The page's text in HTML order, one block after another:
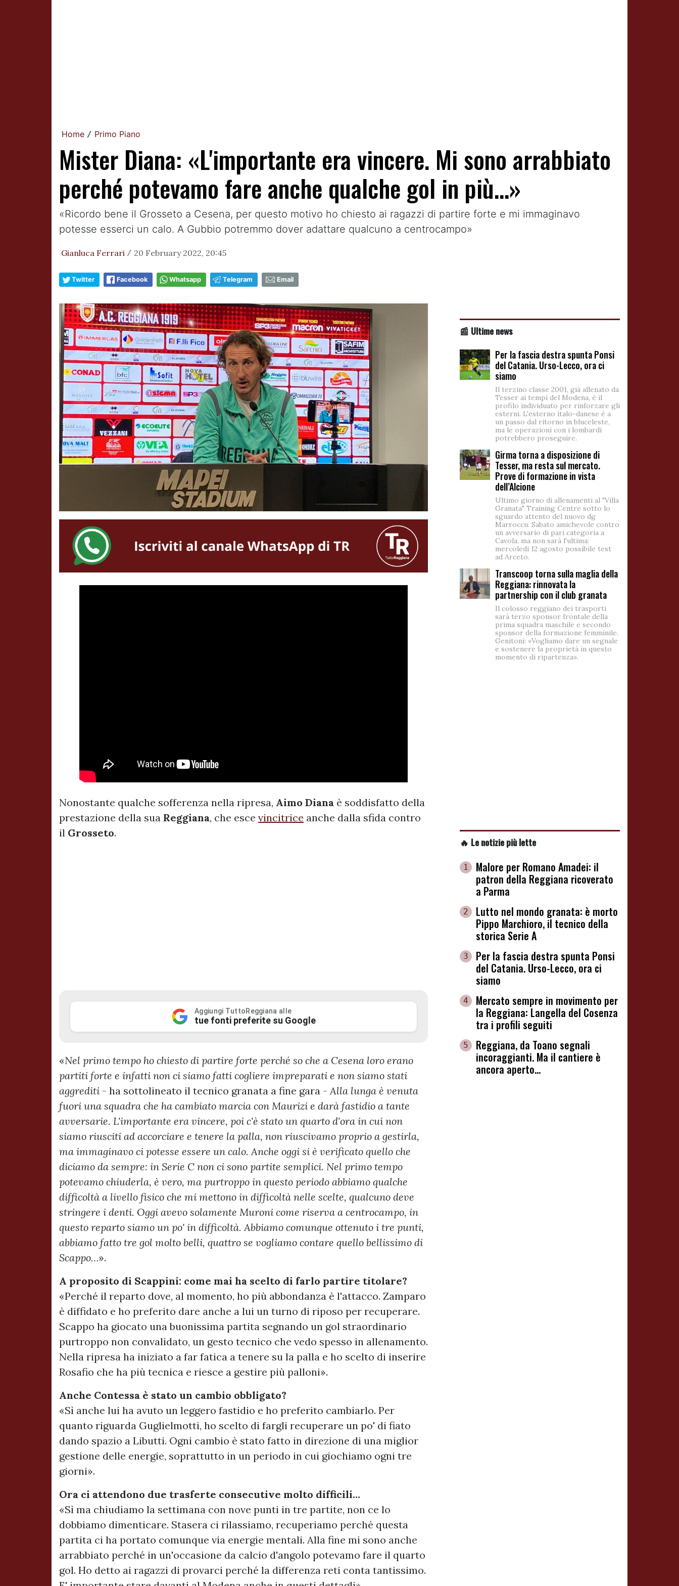
Home / Primo Piano
Mister Diana: «L'importante era vincere. Mi sono arrabbiato
perché potevamo fare anche qualche gol in più...»
«Ricordo bene il Grosseto a Cesena, per questo motivo ho chiesto ai ragazzi di partire forte e mi immaginavo
potesse esserci un calo. A Gubbio potremmo dover adattare qualcuno a centrocampo»
Gianluca Ferrari / 20 February 2022, 20:45
Twitter Facebook Whatsapp Telegram Email
Nonostante qualche sofferenza nella ripresa, Aimo Diana è soddisfatto della
prestazione della sua Reggiana, che esce vincitrice anche dalla sfida contro
il Grosseto.
Aggiungi TuttoReggiana alle
tue fonti preferite su Google
«Nel primo tempo ho chiesto di partire forte perché so che a Cesena loro erano
partiti forte e infatti non ci siamo fatti cogliere impreparati e non siamo stati
aggrediti - ha sottolineato il tecnico granata a fine gara -Alla lunga è venuta
fuori una squadra che ha cambiato marcia con Maurizi e darà fastidio a tante
avversarie. L'importante era vincere, poi c'è stato un quarto d'ora in cui non
siamo riusciti ad accorciare e tenere la palla, non riuscivamo proprio a gestirla,
ma immaginavo ci potesse essere un calo. Anche oggi si è verificato quello che
diciamo da sempre: in Serie C non ci sono partite semplici. Nel primo tempo
potevamo chiuderla, è vero, ma purtroppo in questo periodo abbiamo qualche
difficoltà a livello fisico che mi mettono in difficoltà nelle scelte, qualcuno deve
stringere i denti. Oggi avevo solamente Muroni come riserva a centrocampo, in
questo reparto siamo un po' in difficoltà. Abbiamo comunque ottenuto i tre punti,
abbiamo fatto tre gol molto belli, quattro se vogliamo contare quello bellissimo di
Scappo…».
A proposito di Scappini: come mai ha scelto di farlo partire titolare?
«Perché il reparto dove, al momento, ho più abbondanza è l'attacco. Zamparo
è diffidato e ho preferito dare anche a lui un turno di riposo per recuperare.
Scappo ha giocato una buonissima partita segnando un gol straordinario
purtroppo non convalidato, un gesto tecnico che vedo spesso in allenamento.
Nella ripresa ha iniziato a far fatica a tenere su la palla e ho scelto di inserire
Rosafio che ha più tecnica e riesce a gestire più palloni».
Anche Contessa è stato un cambio obbligato?
«Sì anche lui ha avuto un leggero fastidio e ho preferito cambiarlo. Per
quanto riguarda Guglielmotti, ho scelto di fargli recuperare un po' di fiato
dando spazio a Libutti. Ogni cambio è stato fatto in direzione di una miglior
gestione delle energie, soprattutto in un periodo in cui giochiamo ogni tre
giorni».
Ora ci attendono due trasferte consecutive molto difficili…
«Sì ma chiudiamo la settimana con nove punti in tre partite, non ce lo
dobbiamo dimenticare. Stasera ci rilassiamo, recuperiamo perché questa
partita ci ha portato comunque via energie mentali. Alla fine mi sono anche
arrabbiato perché in un'occasione da calcio d'angolo potevamo fare il quarto
gol. Ho detto ai ragazzi di provarci perché la differenza reti conta tantissimo.
📰 Ultime news
Per la fascia destra spunta Ponsi
del Catania. Urso-Lecco, ora ci
siamo
Il terzino classe 2001, già allenato da
Tesser ai tempi del Modena, è il
profilo individuato per rinforzare gli
esterni. L'esterno italo-danese è a
un passo dal ritorno in bluceleste,
ma le operazioni con i lombardi
potrebbero proseguire.
Girma torna a disposizione di
Tesser, ma resta sul mercato.
Prove di formazione in vista
dell’Alcione
Ultimo giorno di allenamenti al "Villa
Granata" Training Centre sotto lo
sguardo attento del nuovo dg
Marroccu. Sabato amichevole contro
un avversario di pari categoria a
Cavola, ma non sarà l'ultima:
mercoledì 12 agosto possibile test
ad Arceto.
Transcoop torna sulla maglia della
Reggiana: rinnovata la
partnership con il club granata
Il colosso reggiano dei trasporti
sarà terzo sponsor frontale della
prima squadra maschile e secondo
sponsor della formazione femminile.
Genitoni: «Vogliamo dare un segnale
e sostenere la proprietà in questo
momento di ripartenza».
🔥 Le notizie più lette
1
Malore per Romano Amadei: il
patron della Reggiana ricoverato
a Parma
2
Lutto nel mondo granata: è morto
Pippo Marchioro, il tecnico della
storica Serie A
3
Per la fascia destra spunta Ponsi
del Catania. Urso-Lecco, ora ci
siamo
4
Mercato sempre in movimento per
la Reggiana: Langella del Cosenza
tra i profili seguiti
5
Reggiana, da Toano segnali
incoraggianti. Ma il cantiere è
ancora aperto...